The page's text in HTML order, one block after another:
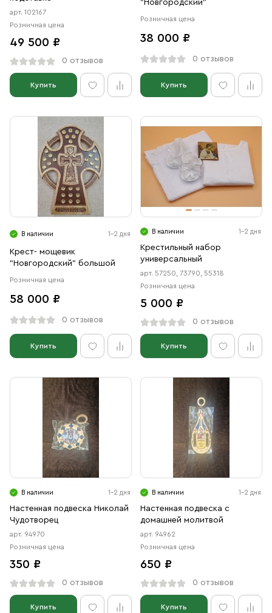
арт. 102167
Розничная цена
49 500 ₽
0 отзывов
Купить
"Новгородский"
Розничная цена
38 000 ₽
0 отзывов
Купить
В наличии 1-2 дня
Крест- мощевик
"Новгородский" большой
Розничная цена
58 000 ₽
0 отзывов
Купить
В наличии 1-2 дня
Крестильный набор
универсальный
арт. 57250, 73790, 55318
Розничная цена
5 000 ₽
0 отзывов
Купить
В наличии 1-2 дня
Настенная подвеска Николай
Чудотворец
арт. 94970
Розничная цена
350 ₽
0 отзывов
Купить
В наличии 1-2 дня
Настенная подвеска с
домашней молитвой
арт. 94962
Розничная цена
650 ₽
0 отзывов
Купить